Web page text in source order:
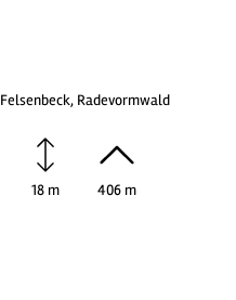
Felsenbeck, Radevormwald
18 m 406 m